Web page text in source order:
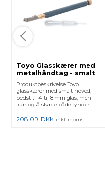
Toyo Glasskærer med
metalhåndtag - smalt
hoved
Produktbeskrivelse Toyo
glasskærer med smalt hoved,
bedst til 4 til 8 mm glas, men
kan også skære både tynder...
208,00 DKK inkl. moms